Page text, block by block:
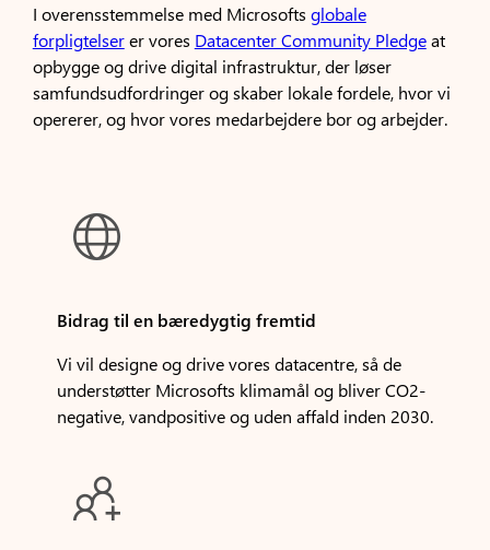
I overensstemmelse med Microsofts globale
forpligtelserer vores Datacenter Community Pledgeat
opbygge og drive digital infrastruktur, der løser
samfundsudfordringer og skaber lokale fordele, hvor vi
opererer, og hvor vores medarbejdere bor og arbejder.

Bidrag til en bæredygtig fremtid
Vi vil designe og drive vores datacentre, så de
understøtter Microsofts klimamål og bliver CO2-
negative, vandpositive og uden affald inden 2030.
